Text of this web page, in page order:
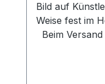
Bild auf
Weise fest im Herrn,
Beim